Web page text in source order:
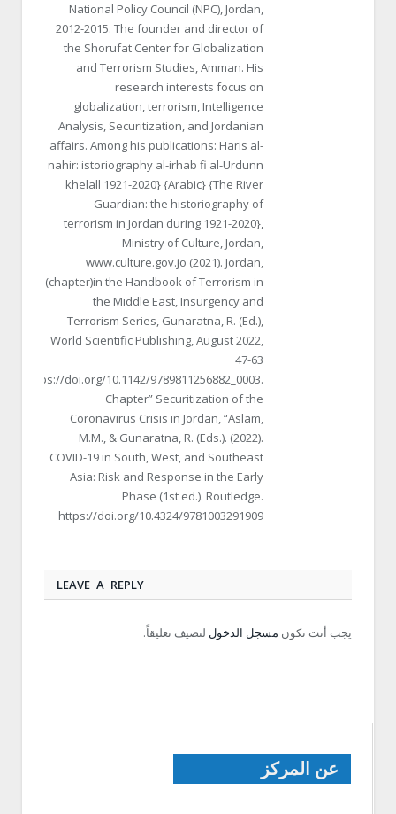
National Policy Council (NPC), Jordan,
2012-2015. The founder and director of
the Shorufat Center for Globalization
and Terrorism Studies, Amman. His
research interests focus on
globalization, terrorism, Intelligence
Analysis, Securitization, and Jordanian
affairs. Among his publications: Haris al-
nahir: istoriography al-irhab fi al-Urdunn
khelall 1921-2020} {Arabic} {The River
Guardian: the historiography of
terrorism in Jordan during 1921-2020},
Ministry of Culture, Jordan,
www.culture.gov.jo (2021). Jordan,
(chapter)in the Handbook of Terrorism in
the Middle East, Insurgency and
Terrorism Series, Gunaratna, R. (Ed.),
World Scientific Publishing, August 2022,
47-63
https://doi.org/10.1142/9789811256882_0003.
Chapter” Securitization of the
Coronavirus Crisis in Jordan, “Aslam,
M.M., & Gunaratna, R. (Eds.). (2022).
COVID-19 in South, West, and Southeast
Asia: Risk and Response in the Early
Phase (1st ed.). Routledge.
https://doi.org/10.4324/9781003291909
LEAVE A REPLY
يجب أنت تكون مسجل الدخول لتضيف تعليقاً.
عن المركز